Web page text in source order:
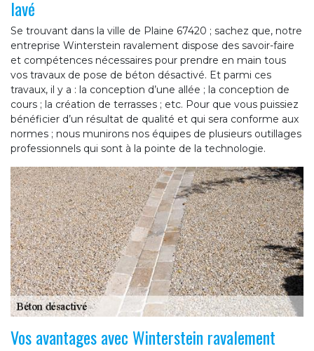
lavé
Se trouvant dans la ville de Plaine 67420 ; sachez que, notre
entreprise Winterstein ravalement dispose des savoir-faire
et compétences nécessaires pour prendre en main tous
vos travaux de pose de béton désactivé. Et parmi ces
travaux, il y a : la conception d’une allée ; la conception de
cours ; la création de terrasses ; etc. Pour que vous puissiez
bénéficier d’un résultat de qualité et qui sera conforme aux
normes ; nous munirons nos équipes de plusieurs outillages
professionnels qui sont à la pointe de la technologie.
Vos avantages avec Winterstein ravalement